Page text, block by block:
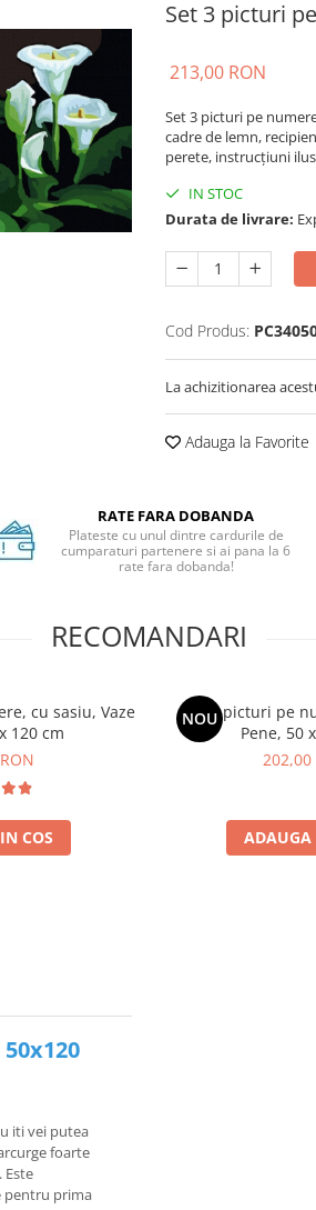
Set 3 picturi
213,00 RON
Set 3 picturi pe
cadre de lemn,
perete, instrucțiuni
IN STOC
Durata de livrare:
Cod Produs:
La achizitionarea
Adauga la Favorite
RATE FARA DOBANDA
Plateste cu unul dintre cardurile de
cumparaturi partenere si ai pana la 6
rate fara dobanda!
RECOMANDARI
cu sasiu, Vaze
120 cm
COS
NOU
Set 3 picturi pe
Pene, 50
202,00
ADAUGA
iti vei putea
foarte
Este
pentru prima